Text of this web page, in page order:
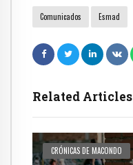
Comunicados Esmad
Related Articles
CRÓNICAS DE MACONDO